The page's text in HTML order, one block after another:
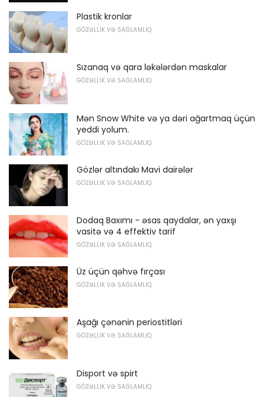
Plastik kronlar
GÖZƏLLIK VƏ SAĞLAMLIQ
Sızanaq və qara ləkələrdən maskalar
GÖZƏLLIK VƏ SAĞLAMLIQ
Mən Snow White və ya dəri ağartmaq üçün
yeddi yolum.
GÖZƏLLIK VƏ SAĞLAMLIQ
Gözlər altındakı Mavi dairələr
GÖZƏLLIK VƏ SAĞLAMLIQ
Dodaq Baxımı - əsas qaydalar, ən yaxşı
vasitə və 4 effektiv tarif
GÖZƏLLIK VƏ SAĞLAMLIQ
Üz üçün qəhvə fırçası
GÖZƏLLIK VƏ SAĞLAMLIQ
Aşağı çənənin periostitləri
GÖZƏLLIK VƏ SAĞLAMLIQ
Disport və spirt
GÖZƏLLIK VƏ SAĞLAMLIQ